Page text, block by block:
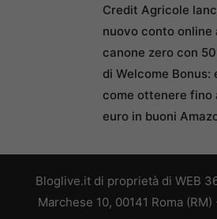
Credit Agricole
nuovo conto online
canone zero con
di Welcome Bonus:
come ottenere fino
euro in buoni
Bloglive.it di proprietà di WEB
Marchese 10, 00141 Roma